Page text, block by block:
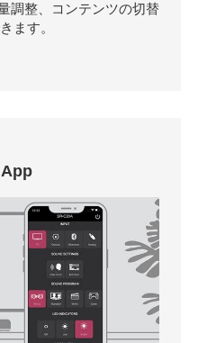
調整、コンテンツの切替
ます。